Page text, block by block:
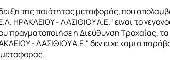
της ποιότητας μεταφοράς, που
ΗΡΑΚΛΕΙΟΥ - ΛΑΣΙΘΙΟΥ Α.Ε." είναι το
πραγματοποιήσε η Διεύθυνση Τροχαίας, τα
- ΛΑΣΙΘΙΟΥ Α.Ε." δεν είχε καμία